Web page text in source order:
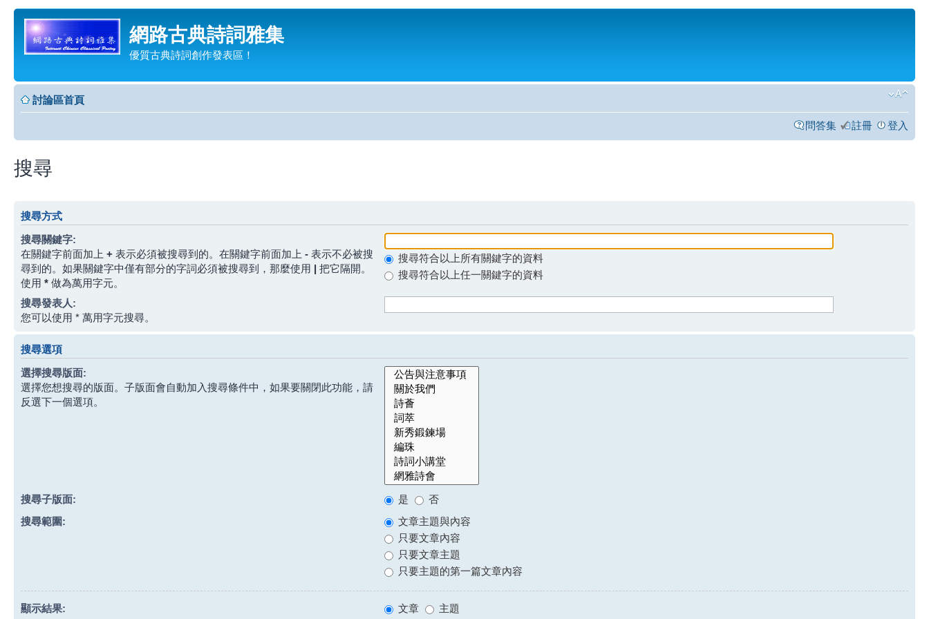
網路古典詩詞雅集
優質古典詩詞創作發表區！
討論區首頁
問答集 註冊 登入
搜尋
搜尋方式
搜尋關鍵字:
在關鍵字前面加上 + 表示必須被搜尋到的。在關鍵字前面加上 - 表示不必被搜
尋到的。如果關鍵字中僅有部分的字詞必須被搜尋到，那麼使用 | 把它隔開。
使用 * 做為萬用字元。
搜尋符合以上所有關鍵字的資料
搜尋符合以上任一關鍵字的資料
搜尋發表人:
您可以使用 * 萬用字元搜尋。
搜尋選項
選擇搜尋版面:
選擇您想搜尋的版面。子版面會自動加入搜尋條件中，如果要關閉此功能，請
反選下一個選項。
搜尋子版面: 是
否
搜尋範圍:
文章主題與內容
只要文章內容
只要文章主題
只要主題的第一篇文章內容
顯示結果: 文章 主題